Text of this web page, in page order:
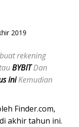
rekening
BYBITDan
iniKemudian
Finder.com,
akhir tahun ini.